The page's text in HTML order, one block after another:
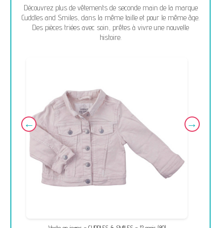
Découvrez plus de vêtements de seconde main de la marque
Cuddles and Smiles, dans la même taille et pour le même âge.
Des pièces triées avec soin, prêtes à vivre une nouvelle
histoire.